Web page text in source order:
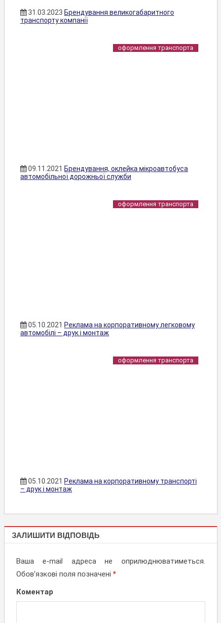
31.03.2023 Брендування великогабаритного
транспорту компанії
оформлення транспорта
09.11.2021 Брендування, оклейка мікроавтобуса
автомобільної дорожньої служби
оформлення транспорта
05.10.2021 Реклама на корпоративному легковому
автомобілі – друк і монтаж
оформлення транспорта
05.10.2021 Реклама на корпоративному транспорті
– друк і монтаж
ОФОРМЛЕННЯ
ТРАНСПОРТА
ЗАЛИШИТИ ВІДПОВІДЬ
Ваша e-mail адреса не оприлюднюватиметься.
Обов’язкові поля позначені *
Коментар